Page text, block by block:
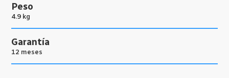
Peso
4.9 kg
Garantía
12 meses